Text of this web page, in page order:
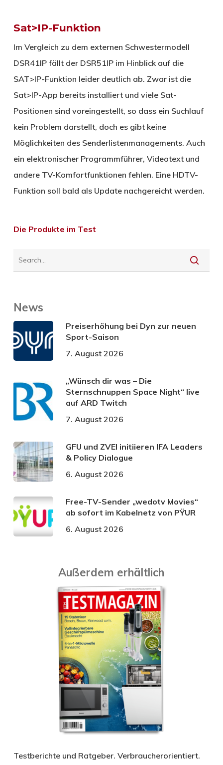
Sat>IP-Funktion
Im Vergleich zu dem externen Schwestermodell
DSR41IP fällt der DSR51IP im Hinblick auf die
SAT>IP-Funktion leider deutlich ab. Zwar ist die
Sat>IP-App bereits installiert und viele Sat-
Positionen sind voreingestellt, so dass ein Suchlauf
kein Problem darstellt, doch es gibt keine
Möglichkeiten des Senderlistenmanagements. Auch
ein elektronischer Programmführer, Videotext und
andere TV-Komfortfunktionen fehlen. Eine HDTV-
Funktion soll bald als Update nachgereicht werden.
Die Produkte im Test
News
Preiserhöhung bei Dyn zur neuen
Sport-Saison
7. August 2026
„Wünsch dir was – Die
Sternschnuppen Space Night“ live
auf ARD Twitch
7. August 2026
GFU und ZVEI initiieren IFA Leaders
& Policy Dialogue
6. August 2026
Free-TV-Sender „wedotv Movies“
ab sofort im Kabelnetz von PŸUR
6. August 2026
Außerdem erhältlich
Testberichte und Ratgeber. Verbraucherorientiert.